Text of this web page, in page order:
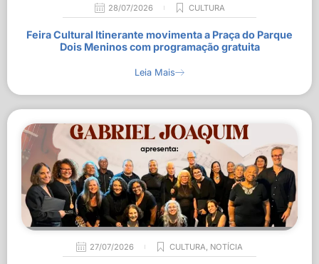
28/07/2026 CULTURA
Feira Cultural Itinerante movimenta a Praça do Parque
Dois Meninos com programação gratuita
Leia Mais
27/07/2026 CULTURA, NOTÍCIA